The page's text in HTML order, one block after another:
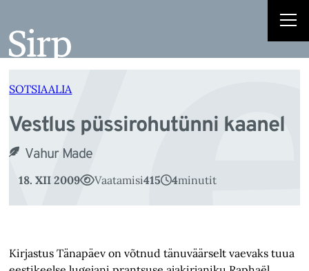
juurde
SOTSIAALIA
Vestlus püssirohutünni kaanel
Vahur Made
18. XII 2009 Vaatamisi415 4minutit
Kirjastus Tänapäev on võtnud tänuväärselt vaevaks tuua